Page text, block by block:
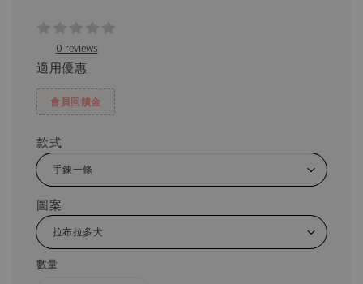
0 reviews
適用優惠
會員回饋金
款式
圖案
數量